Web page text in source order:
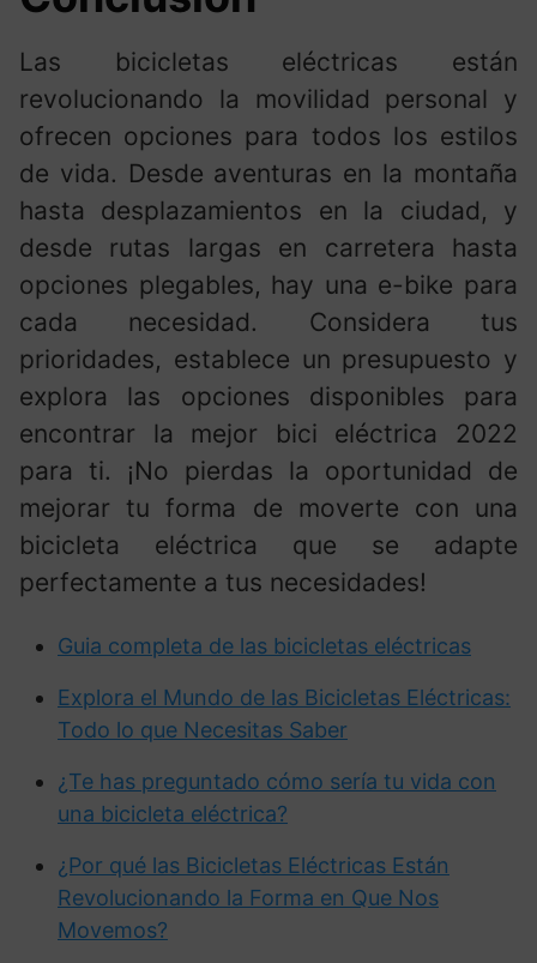
Las bicicletas eléctricas están
revolucionando la movilidad personal y
ofrecen opciones para todos los estilos
de vida. Desde aventuras en la montaña
hasta desplazamientos en la ciudad, y
desde rutas largas en carretera hasta
opciones plegables, hay una e-bike para
cada necesidad. Considera tus
prioridades, establece un presupuesto y
explora las opciones disponibles para
encontrar la mejor bici eléctrica 2022
para ti. ¡No pierdas la oportunidad de
mejorar tu forma de moverte con una
bicicleta eléctrica que se adapte
perfectamente a tus necesidades!
Guia completa de las bicicletas eléctricas
Explora el Mundo de las Bicicletas Eléctricas:
Todo lo que Necesitas Saber
¿Te has preguntado cómo sería tu vida con
una bicicleta eléctrica?
¿Por qué las Bicicletas Eléctricas Están
Revolucionando la Forma en Que Nos
Movemos?